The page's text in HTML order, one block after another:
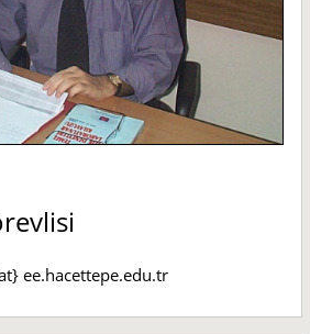
ee.hacettepe.edu.tr